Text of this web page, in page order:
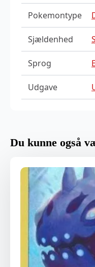
Pokemontype
Sjældenhed
Sprog
Udgave
Du kunne også